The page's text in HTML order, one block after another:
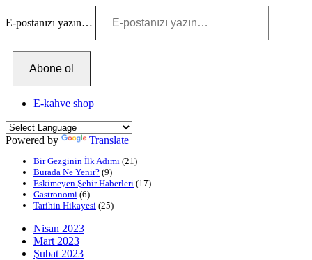
E-postanızı yazın…
Abone ol
E-kahve shop
Powered by Translate
Bir Gezginin İlk Adımı (21)
Burada Ne Yenir? (9)
Eskimeyen Şehir Haberleri (17)
Gastronomi (6)
Tarihin Hikayesi (25)
Nisan 2023
Mart 2023
Şubat 2023